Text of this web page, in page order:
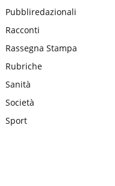
Pubbliredazionali
Racconti
Rassegna Stampa
Rubriche
Sanità
Società
Sport